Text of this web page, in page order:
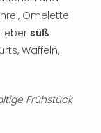
Omelette
süß
Waffeln,
Frühstück